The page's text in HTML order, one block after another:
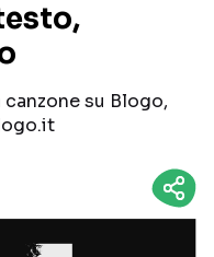
CANZONI
ED EVENTI
SHOWsu Blogo,